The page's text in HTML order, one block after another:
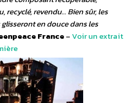
recyclé, revendu… Bien sûr, les
en douce dans les
France–Voir un extrait